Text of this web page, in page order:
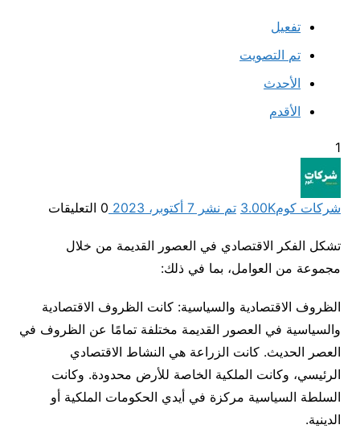
تفعيل
تم التصويت
الأحدث
الأقدم
1
شركات كوم3.00K تم نشر 7 أكتوبر، 2023 0 التعليقات
تشكل الفكر الاقتصادي في العصور القديمة من خلال
مجموعة من العوامل، بما في ذلك:
الظروف الاقتصادية والسياسية: كانت الظروف الاقتصادية
والسياسية في العصور القديمة مختلفة تمامًا عن الظروف في
العصر الحديث. كانت الزراعة هي النشاط الاقتصادي
الرئيسي، وكانت الملكية الخاصة للأرض محدودة. وكانت
السلطة السياسية مركزة في أيدي الحكومات الملكية أو
الدينية.